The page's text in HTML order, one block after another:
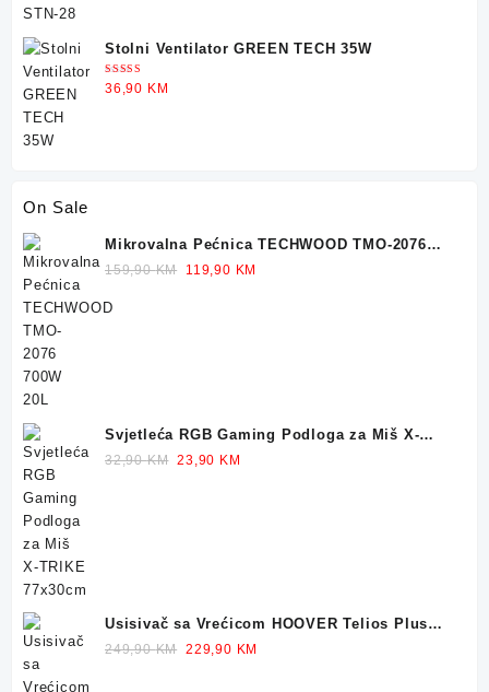
Stolni Ventilator GREEN TECH 35W
Ocjenjeno
5.00od 5
36,90 KM
On Sale
Mikrovalna Pećnica TECHWOOD TMO-2076
700W 20L
159,90KM
Original
119,90 KM
Svjetleća RGB Gaming Podloga za Miš X-
TRIKE 77x30cm
32,90KM Original
23,90 KM
Usisivač sa Vrećicom HOOVER Telios Plus
TE70 700W
249,90KM Original
229,90 KM